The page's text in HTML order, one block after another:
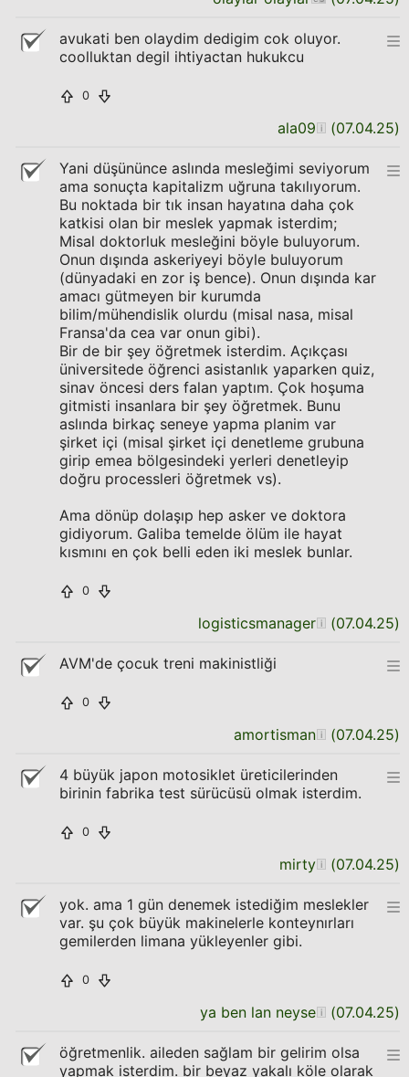
avukati ben olaydim dedigim cok oluyor.
coolluktan degil ihtiyactan hukukcu
0
ala09 (07.04.25)
Yani düşününce aslında mesleğimi seviyorum
ama sonuçta kapitalizm uğruna takılıyorum.
Bu noktada bir tık insan hayatına daha çok
katkisi olan bir meslek yapmak isterdim;
Misal doktorluk mesleğini böyle buluyorum.
Onun dışında askeriyeyi böyle buluyorum
(dünyadaki en zor iş bence). Onun dışında kar
amacı gütmeyen bir kurumda
bilim/mühendislik olurdu (misal nasa, misal
Fransa'da cea var onun gibi).
Bir de bir şey öğretmek isterdim. Açıkçası
üniversitede öğrenci asistanlık yaparken quiz,
sinav öncesi ders falan yaptım. Çok hoşuma
gitmisti insanlara bir şey öğretmek. Bunu
aslında birkaç seneye yapma planim var
şirket içi (misal şirket içi denetleme grubuna
girip emea bölgesindeki yerleri denetleyip
doğru processleri öğretmek vs).
Ama dönüp dolaşıp hep asker ve doktora
gidiyorum. Galiba temelde ölüm ile hayat
kısmını en çok belli eden iki meslek bunlar.
0
logisticsmanager (07.04.25)
AVM'de çocuk treni makinistliği
0
amortisman (07.04.25)
4 büyük japon motosiklet üreticilerinden
birinin fabrika test sürücüsü olmak isterdim.
0
mirty (07.04.25)
yok. ama 1 gün denemek istediğim meslekler
var. şu çok büyük makinelerle konteynırları
gemilerden limana yükleyenler gibi.
0
ya ben lan neyse (07.04.25)
öğretmenlik. aileden sağlam bir gelirim olsa
yapmak isterdim. bir beyaz yakalı köle olarak